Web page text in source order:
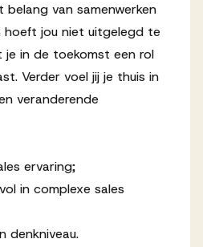
belang van samenwerken
hoeft jou niet uitgelegd te
in de toekomst een rol
Verder voel jij je thuis in
veranderende
ervaring;
in complexe sales